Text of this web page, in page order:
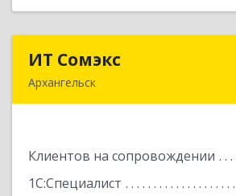
ИТ Сомэкс
Архангельск
Клиентов на сопровождении
1С:Специалист